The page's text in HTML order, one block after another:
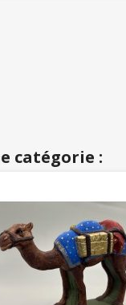
catégorie :